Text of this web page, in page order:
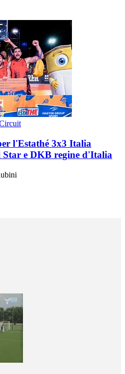
l'Estathé 3x3 Italia
e DKB regine d'Italia